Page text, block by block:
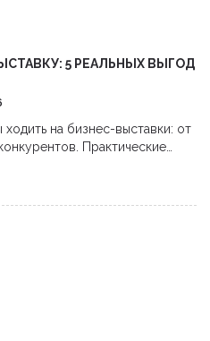
5 РЕАЛЬНЫХ ВЫГОД
на бизнес-выставки: от
Практические